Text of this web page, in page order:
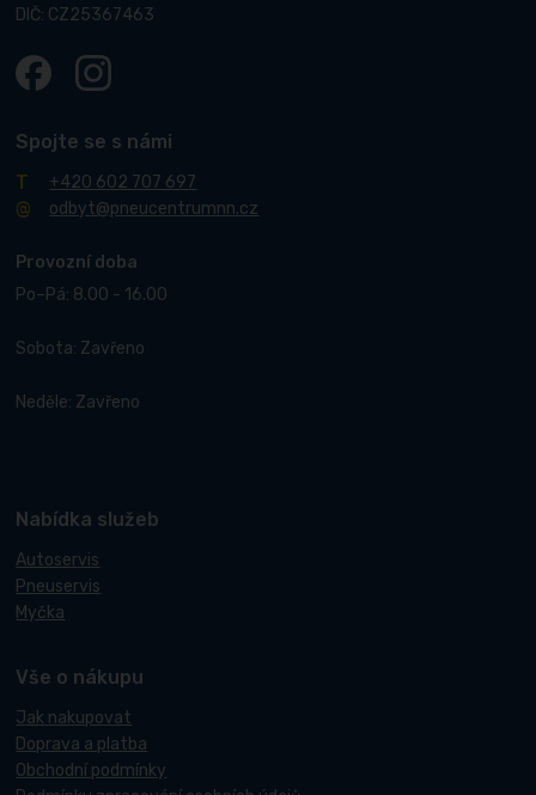
DIČ: CZ25367463
Spojte se s námi
+420 602 707 697
odbyt@pneucentrumnn.cz
Provozní doba
Po–Pá: 8.00 - 16.00
Sobota: Zavřeno
Neděle: Zavřeno
Nabídka služeb
Autoservis
Pneuservis
Myčka
Vše o nákupu
Jak nakupovat
Doprava a platba
Obchodní podmínky